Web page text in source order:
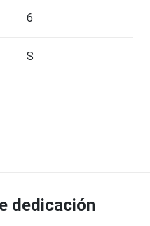
6
S
dedicación